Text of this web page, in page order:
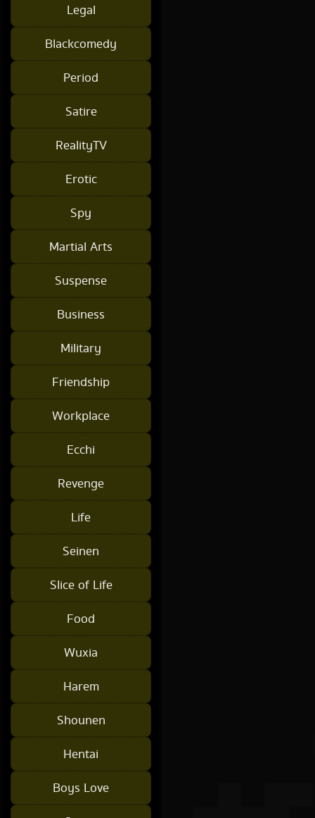
Legal
Blackcomedy
Period
Satire
RealityTV
Erotic
Spy
Martial Arts
Suspense
Business
Military
Friendship
Workplace
Ecchi
Revenge
Life
Seinen
Slice of Life
Food
Wuxia
Harem
Shounen
Hentai
Boys Love